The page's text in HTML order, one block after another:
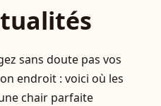
sans doute pas vos
endroit : voici où les
chair parfaite